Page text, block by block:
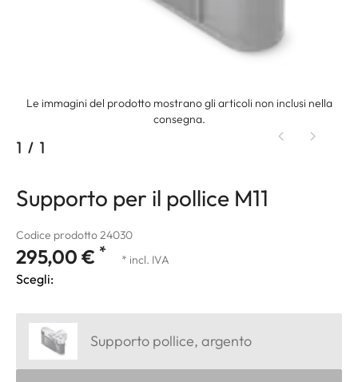
Le immagini del prodotto mostrano gli articoli non inclusi nella
consegna.
1 / 1
Supporto per il pollice M11
Codice prodotto 24030
295,00 € * * incl. IVA
Scegli:
Supporto pollice, argento